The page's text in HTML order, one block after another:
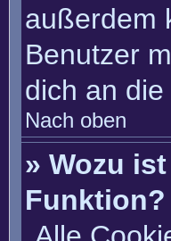
außerdem
Benutzer
dich an
Nach oben
» Wozu
Funktion?